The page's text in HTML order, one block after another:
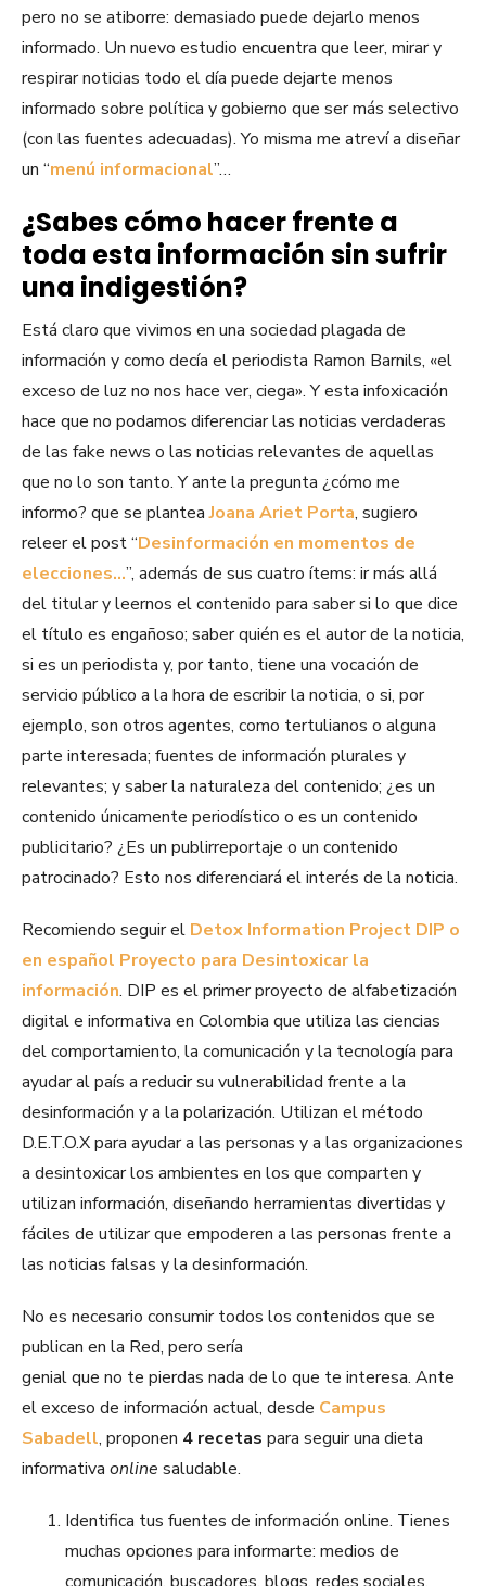
pero no se atiborre: demasiado puede dejarlo menos
informado. Un nuevo estudio encuentra que leer, mirar y
respirar noticias todo el día puede dejarte menos
informado sobre política y gobierno que ser más selectivo
(con las fuentes adecuadas). Yo misma me atreví a diseñar
un “menú informacional”…
¿Sabes cómo hacer frente a
toda esta información sin sufrir
una indigestión?
Está claro que vivimos en una sociedad plagada de
información y como decía el periodista Ramon Barnils, «el
exceso de luz no nos hace ver, ciega». Y esta infoxicación
hace que no podamos diferenciar las noticias verdaderas
de las fake news o las noticias relevantes de aquellas
que no lo son tanto. Y ante la pregunta ¿cómo me
informo? que se planteaJoana Ariet Porta, sugiero
releer el post “Desinformación en momentos de
elecciones…”, además de sus cuatro ítems: ir más allá
del titular y leernos el contenido para saber si lo que dice
el título es engañoso; saber quién es el autor de la noticia,
si es un periodista y, por tanto, tiene una vocación de
servicio público a la hora de escribir la noticia, o si, por
ejemplo, son otros agentes, como tertulianos o alguna
parte interesada; fuentes de información plurales y
relevantes; y saber la naturaleza del contenido; ¿es un
contenido únicamente periodístico o es un contenido
publicitario? ¿Es un publirreportaje o un contenido
patrocinado? Esto nos diferenciará el interés de la noticia.
Recomiendo seguir el Detox Information Project DIP o
en español Proyecto para Desintoxicar la
información. DIP es el primer proyecto de alfabetización
digital e informativa en Colombia que utiliza las ciencias
del comportamiento, la comunicación y la tecnología para
ayudar al país a reducir su vulnerabilidad frente a la
desinformación y a la polarización. Utilizan el método
D.E.T.O.X para ayudar a las personas y a las organizaciones
a desintoxicar los ambientes en los que comparten y
utilizan información, diseñando herramientas divertidas y
fáciles de utilizar que empoderen a las personas frente a
las noticias falsas y la desinformación.
No es necesario consumir todos los contenidos que se
publican en la Red, pero sería
genial que no te pierdas nada de lo que te interesa. Ante
el exceso de información actual, desde Campus
Sabadell, proponen 4 recetas para seguir una dieta
informativa online saludable.
Identifica tus fuentes de información online. Tienes
muchas opciones para informarte: medios de
comunicación, buscadores, blogs, redes sociales,